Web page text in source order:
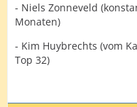
- Niels Zonneveld
Monaten)
- Kim Huybrechts (vom
Top 32)